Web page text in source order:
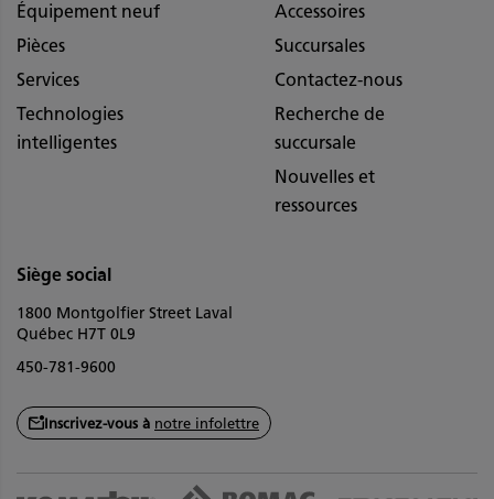
Équipement neuf
Pièces
Services
Technologies
intelligentes
Accessoires
Succursales
Contactez-nous
Recherche de
succursale
Nouvelles et
ressources
Siège social
1800 Montgolfier Street Laval
Québec H7T 0L9
450-781-9600
Inscrivez-vous à notre infolettre